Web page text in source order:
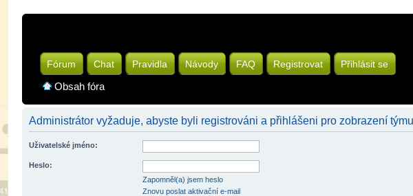
Fórum Chat Pravidla Návody FAQ Registrovat Přihlásit se
Obsah fóra
Administrátor vyžaduje, abyste byli registrováni a přihlášeni pro zobrazení
Uživatelské jméno:
Heslo:
Zapomněl(a) jsem heslo
Znovu poslat aktivační e-mail